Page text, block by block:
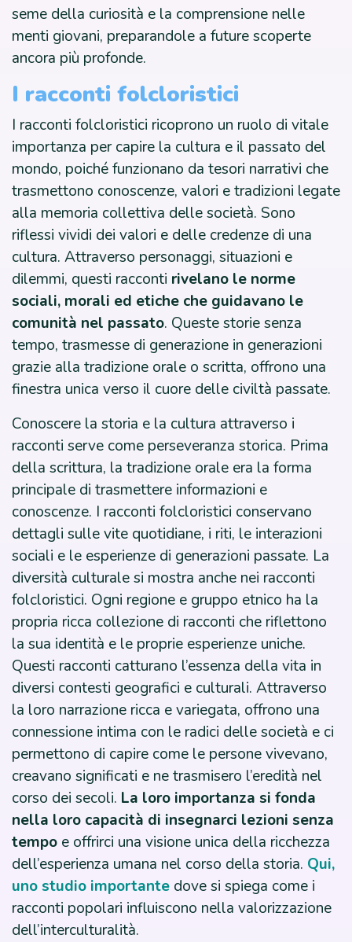
seme della curiosità e la comprensione nelle
menti giovani, preparandole a future scoperte
ancora più profonde.
I racconti folcloristici
I racconti folcloristici ricoprono un ruolo di vitale
importanza per capire la cultura e il passato del
mondo, poiché funzionano da tesori narrativi che
trasmettono conoscenze, valori e tradizioni legate
alla memoria collettiva delle società. Sono
riflessi vividi dei valori e delle credenze di una
cultura. Attraverso personaggi, situazioni e
dilemmi, questi racconti rivelano le norme
sociali, morali ed etiche che guidavano le
comunità nel passato. Queste storie senza
tempo, trasmesse di generazione in generazioni
grazie alla tradizione orale o scritta, offrono una
finestra unica verso il cuore delle civiltà passate.
Conoscere la storia e la cultura attraverso i
racconti serve come perseveranza storica. Prima
della scrittura, la tradizione orale era la forma
principale di trasmettere informazioni e
conoscenze. I racconti folcloristici conservano
dettagli sulle vite quotidiane, i riti, le interazioni
sociali e le esperienze di generazioni passate. La
diversità culturale si mostra anche nei racconti
folcloristici. Ogni regione e gruppo etnico ha la
propria ricca collezione di racconti che riflettono
la sua identità e le proprie esperienze uniche.
Questi racconti catturano l’essenza della vita in
diversi contesti geografici e culturali. Attraverso
la loro narrazione ricca e variegata, offrono una
connessione intima con le radici delle società e ci
permettono di capire come le persone vivevano,
creavano significati e ne trasmisero l’eredità nel
corso dei secoli. La loro importanza si fonda
nella loro capacità di insegnarci lezioni senza
tempo e offrirci una visione unica della ricchezza
dell’esperienza umana nel corso della storia. Qui,
uno studio importante dove si spiega come i
racconti popolari influiscono nella valorizzazione
dell’interculturalità.